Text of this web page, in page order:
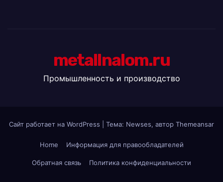
metallnalom.ru
Промышленность и производство
Сайт работает на WordPress Тема: Newses, автор Themeansar
Home Информация для правообладателей
Обратная связь Политика конфиденциальности